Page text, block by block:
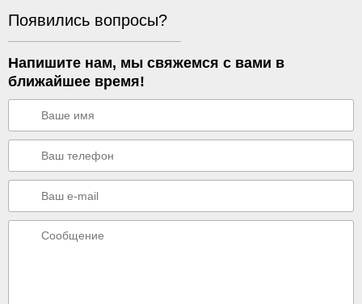
Появились вопросы?
Напишите нам, мы свяжемся с вами в
ближайшее время!